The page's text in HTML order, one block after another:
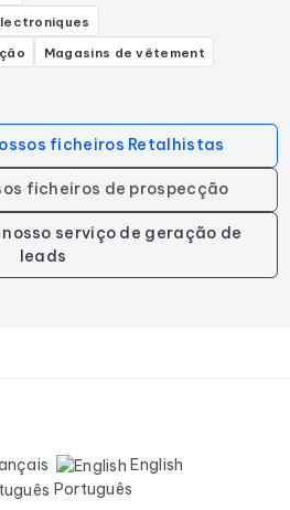
Magasins de vêtement
ficheiros Retalhistas
ficheiros de prospecção
nosso serviço de geração de
leads
English
Português